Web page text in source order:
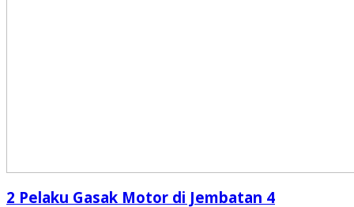
2 Pelaku Gasak Motor di Jembatan 4